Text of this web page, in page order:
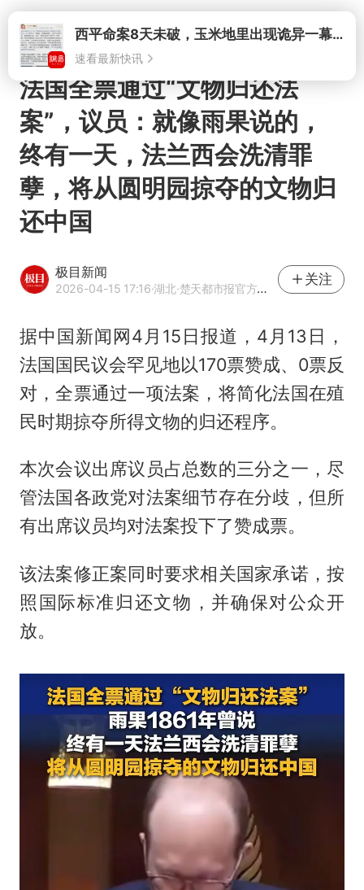
打开西平命案8天未破，玉米地里出现诡异一幕，我突然想起了欧金中
速看最新快讯
法国全票通过“文物归还法
案”，议员：就像雨果说的，
终有一天，法兰西会洗清罪
孽，将从圆明园掠夺的文物归
还中国
极目新闻
2026-04-15 17:16·湖北·楚天都市报官方网易号
关注
据中国新闻网4月15日报道，4月13日，
法国国民议会罕见地以170票赞成、0票反
对，全票通过一项法案，将简化法国在殖
民时期掠夺所得文物的归还程序。
本次会议出席议员占总数的三分之一，尽
管法国各政党对法案细节存在分歧，但所
有出席议员均对法案投下了赞成票。
该法案修正案同时要求相关国家承诺，按
照国际标准归还文物，并确保对公众开
放。